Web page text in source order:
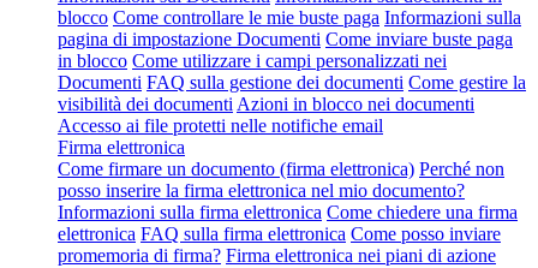
blocco Come controllare le mie buste paga Informazioni sulla
pagina di impostazione Documenti Come inviare buste paga
in blocco Come utilizzare i campi personalizzati nei
Documenti FAQ sulla gestione dei documenti Come gestire la
visibilità dei documenti Azioni in blocco nei documenti
Accesso ai file protetti nelle notifiche email
Firma elettronica
Come firmare un documento (firma elettronica) Perché non
posso inserire la firma elettronica nel mio documento?
Informazioni sulla firma elettronica Come chiedere una firma
elettronica FAQ sulla firma elettronica Come posso inviare
promemoria di firma? Firma elettronica nei piani di azione